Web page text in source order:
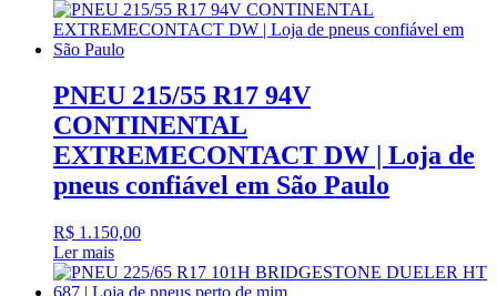
PNEU 215/55 R17 94V
CONTINENTAL
EXTREMECONTACT DW | Loja de
pneus confiável em São Paulo
R$ 1.150,00
Ler mais